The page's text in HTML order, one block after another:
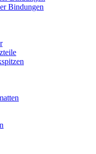
Bindungen